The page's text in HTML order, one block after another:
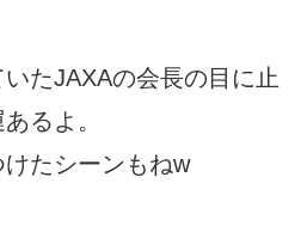
たJAXAの会長の目に止
るよ。
たシーンもねw